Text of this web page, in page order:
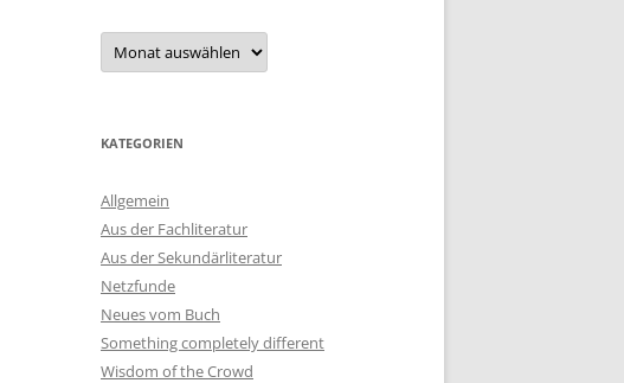
Archiv
KATEGORIEN
Allgemein
Aus der Fachliteratur
Aus der Sekundärliteratur
Netzfunde
Neues vom Buch
Something completely different
Wisdom of the Crowd